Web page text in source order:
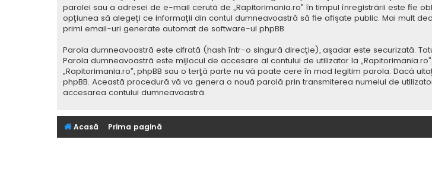
parolei sau a adresei de e-mail cerută de „Rapitorimania.ro” în timpul înregistrării este fie
opţiunea să alegeţi ce informaţii din contul dumneavoastră să fie afişate public. Mai mult
primi email-uri generate automat de software-ul phpBB.
Parola dumneavoastră este cifrată (hash într-o singură direcţie), aşadar este securizată.
Parola dumneavoastră este mijlocul de accesare al contului de utilizator la
„Rapitorimania.ro”, phpBB sau o terţă parte nu vă poate cere în mod legitim parola. Dacă
phpBB. Această procedură vă va genera o nouă parolă prin transmiterea numelui de
accesarea contului dumneavoastră.
Acasă Prima pagină